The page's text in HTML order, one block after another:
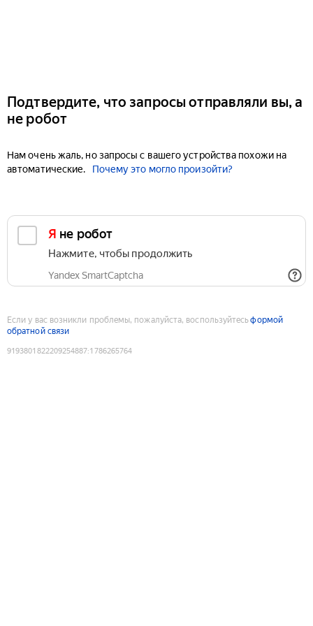
Подтвердите, что запросы отправляли вы, а
не робот
Нам очень жаль, но запросы с вашего устройства похожи на
автоматические.
Почему это могло произойти?
Я не робот
Нажмите, чтобы продолжить
Yandex SmartCaptcha
Если у вас возникли проблемы, пожалуйста, воспользуйтесьформой
обратной связи
9193801822209254887:1786265764